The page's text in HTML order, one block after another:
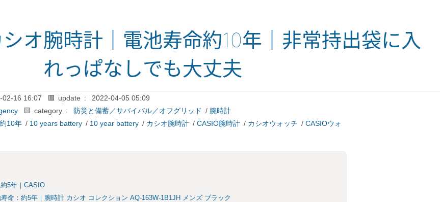
オ腕時計｜電池寿命約10年｜非常持出袋に入
れっぱなしでも大丈夫
02-16 16:07 🟥 update :
2022-04-05 05:09
🟨 category : 防災と備蓄／サバイバル／オフグリッド / 腕時計
10年/ 10 years battery/ 10 year battery/ カシオ腕時計/ CASIO腕時計/ カシオウォッチ / CASIOウォ
5年｜CASIO
寿命：約5年｜腕時計 カシオ コレクション AQ-163W-1B1JH メンズ ブラック